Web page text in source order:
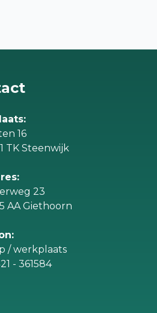
16
TK Steenwijk
23
AA Giethoorn
/ werkplaats
- 361584